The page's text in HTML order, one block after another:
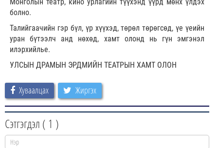
Монголын театр, кино урлагийн түүхэнд үүрд мөнх үлдэх
болно.
Талийгаачийн гэр бүл, үр хүүхэд, төрөл төрөгсөд, үе үеийн
уран бүтээлч анд нөхөд, хамт олонд нь гүн эмгэнэл
илэрхийлье.
УЛСЫН ДРАМЫН ЭРДМИЙН ТЕАТРЫН ХАМТ ОЛОН
Хуваалцах Жиргэх
Сэтгэгдэл ( 1 )